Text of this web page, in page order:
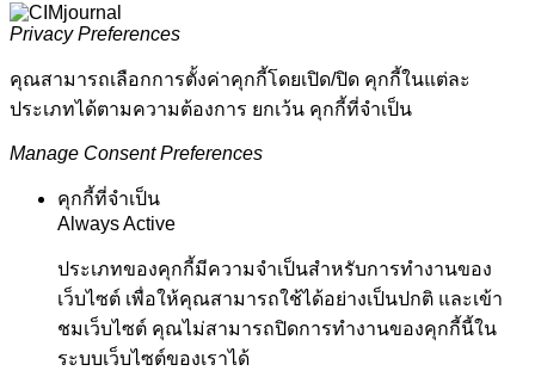
Privacy Preferences
คุณสามารถเลือกการตั้งค่าคุกกี้โดยเปิด/ปิด คุกกี้ในแต่ละ
ประเภทได้ตามความต้องการ ยกเว้น คุกกี้ที่จำเป็น
Manage Consent Preferences
คุกกี้ที่จำเป็น
Always Active
ประเภทของคุกกี้มีความจำเป็นสำหรับการทำงานของ
เว็บไซต์ เพื่อให้คุณสามารถใช้ได้อย่างเป็นปกติ และเข้า
ชมเว็บไซต์ คุณไม่สามารถปิดการทำงานของคุกกี้นี้ใน
ระบบเว็บไซต์ของเราได้